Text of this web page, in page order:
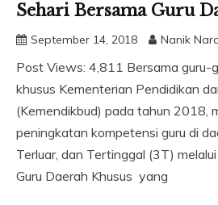
Sehari Bersama Guru
September 14, 2018 Nanik
Post Views: 4,811 Bersama guru-
khusus Kementerian Pendidikan
(Kemendikbud) pada tahun 2018,
peningkatan kompetensi guru di
Terluar, dan Tertinggal (3T)
Guru Daerah Khusus yang